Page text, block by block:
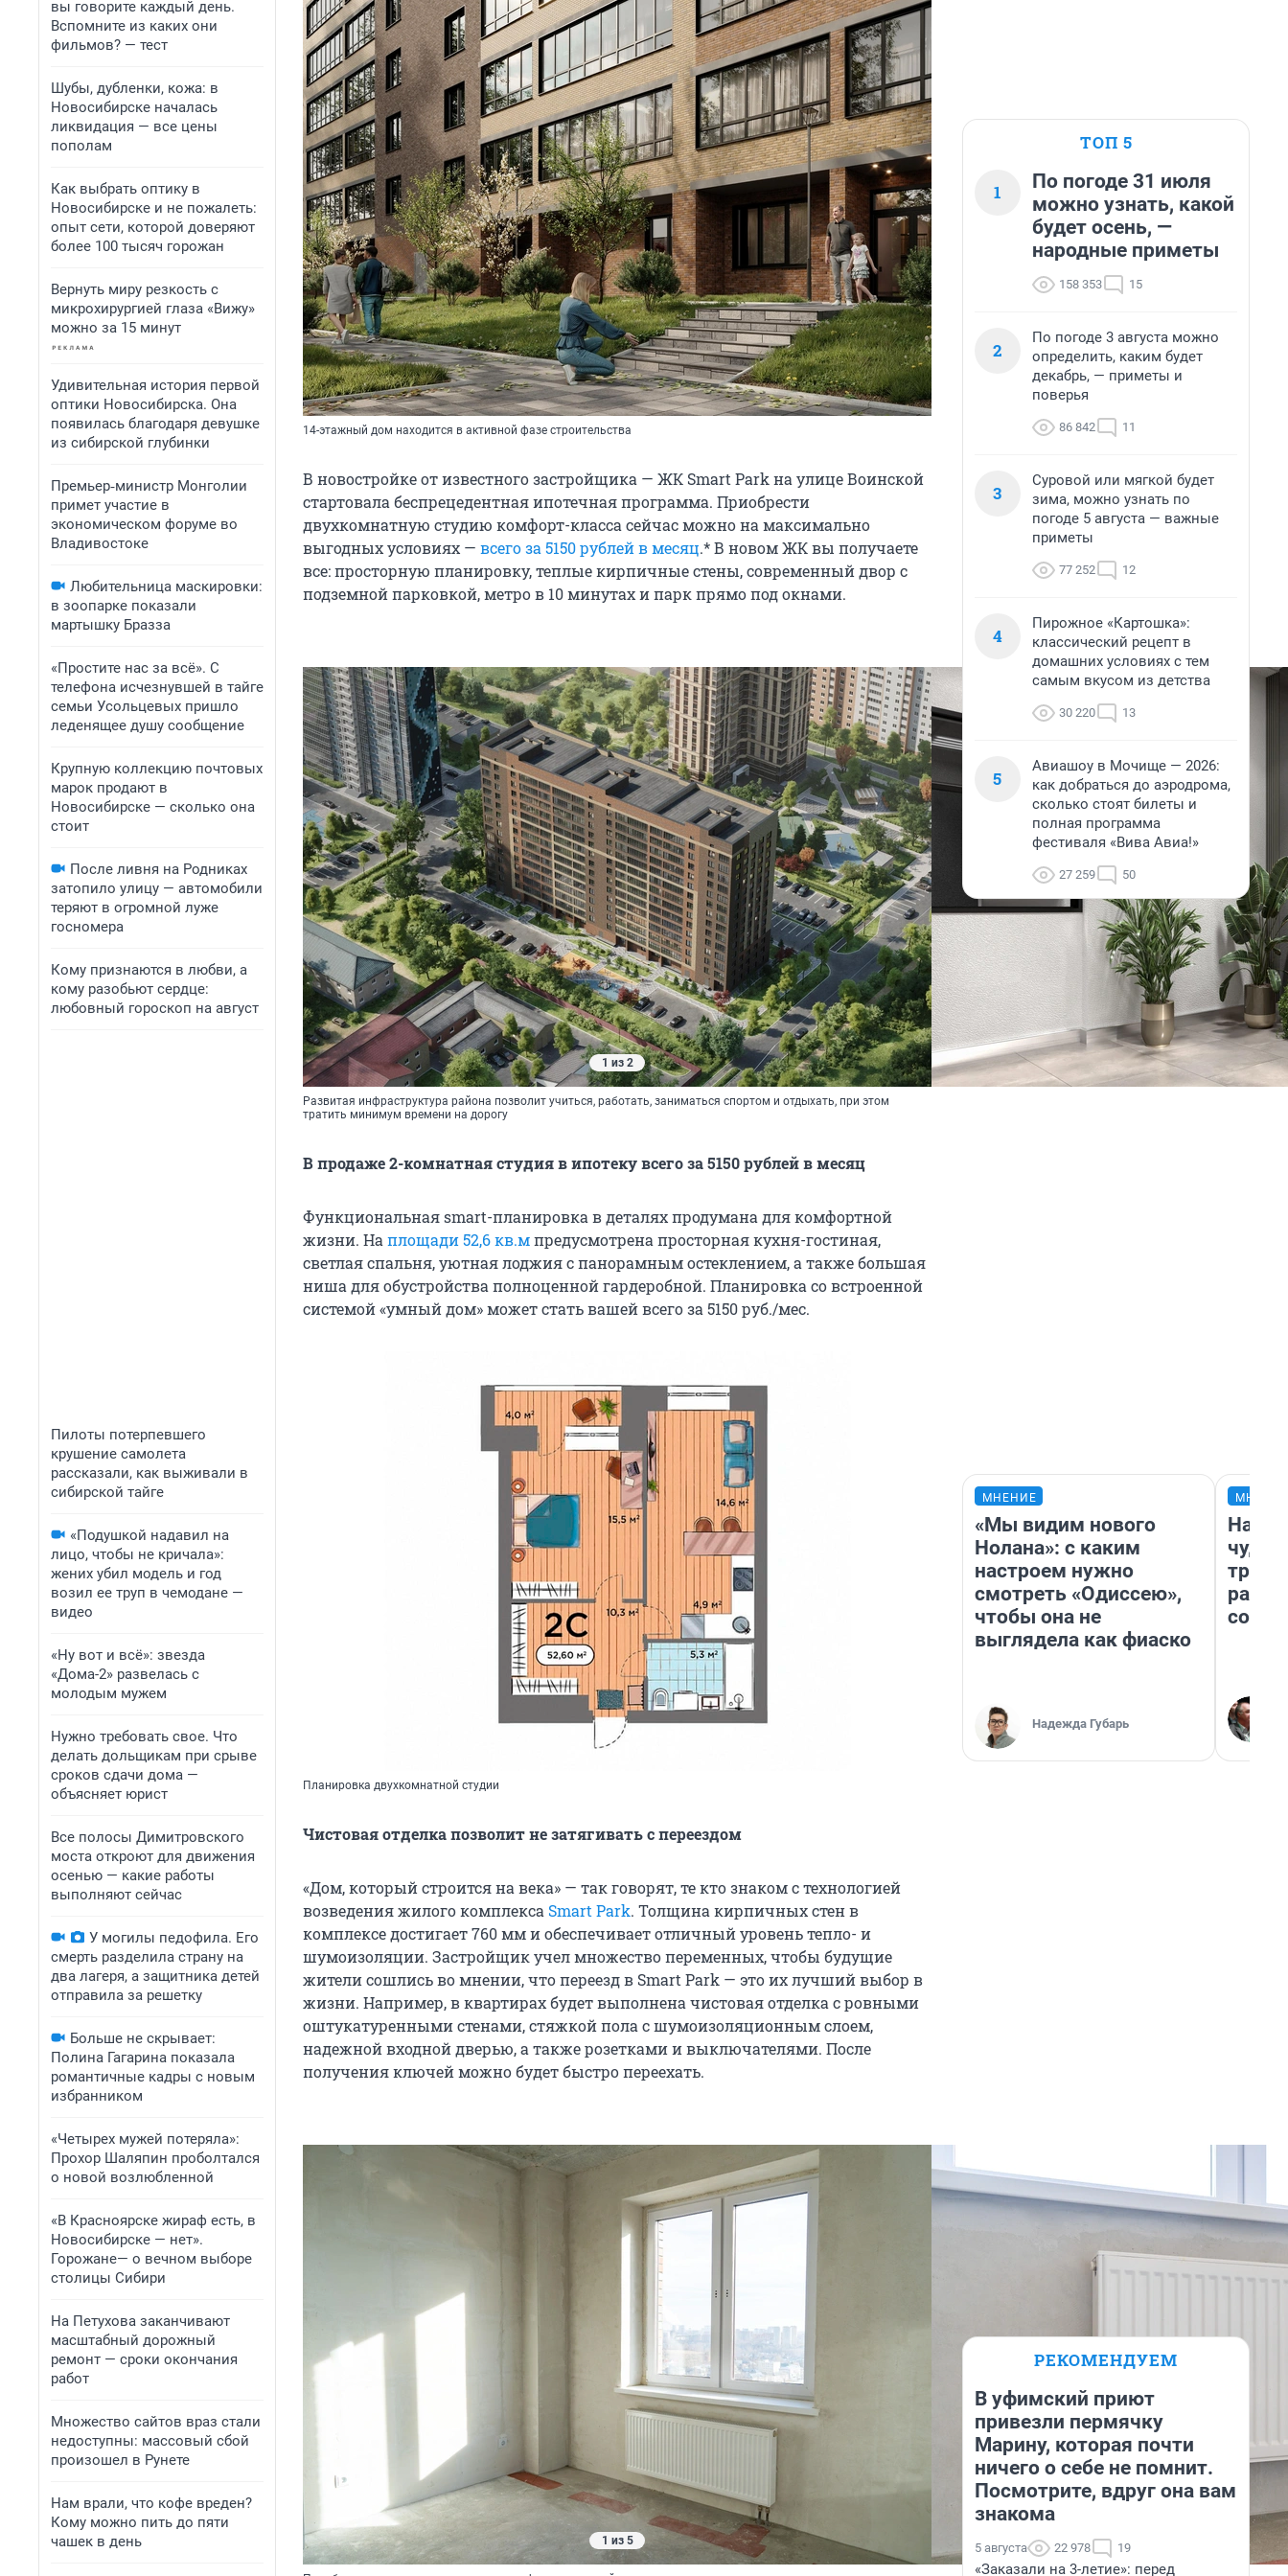
вы говорите каждый день.
Вспомните из каких они
фильмов? — тест
Шубы, дубленки, кожа: в
Новосибирске началась
ликвидация — все цены
пополам
Как выбрать оптику в
Новосибирске и не пожалеть:
опыт сети, которой доверяют
более 100 тысяч горожан
Вернуть миру резкость с
микрохирургией глаза «Вижу»
можно за 15 минут
Удивительная история первой
оптики Новосибирска. Она
появилась благодаря девушке
из сибирской глубинки
Премьер‑министр Монголии
примет участие в
экономическом форуме во
Владивостоке
Любительница маскировки:
в зоопарке показали
мартышку Бразза
«Простите нас за всё». С
телефона исчезнувшей в тайге
семьи Усольцевых пришло
леденящее душу сообщение
Крупную коллекцию почтовых
марок продают в
Новосибирске — сколько она
стоит
После ливня на Родниках
затопило улицу — автомобили
теряют в огромной луже
госномера
Кому признаются в любви, а
кому разобьют сердце:
любовный гороскоп на август
Пилоты потерпевшего
крушение самолета
рассказали, как выживали в
сибирской тайге
«Подушкой надавил на
лицо, чтобы не кричала»:
жених убил модель и год
возил ее труп в чемодане —
видео
«Ну вот и всё»: звезда
«Дома-2» развелась с
молодым мужем
Нужно требовать свое. Что
делать дольщикам при срыве
сроков сдачи дома —
объясняет юрист
Все полосы Димитровского
моста откроют для движения
осенью — какие работы
выполняют сейчас
У могилы педофила. Его
смерть разделила страну на
два лагеря, а защитника детей
отправила за решетку
Больше не скрывает:
Полина Гагарина показала
романтичные кадры с новым
избранником
«Четырех мужей потеряла»:
Прохор Шаляпин проболтался
о новой возлюбленной
«В Красноярске жираф есть, в
Новосибирске — нет».
Горожане— о вечном выборе
столицы Сибири
На Петухова заканчивают
масштабный дорожный
ремонт — сроки окончания
работ
Множество сайтов враз стали
недоступны: массовый сбой
произошел в Рунете
Нам врали, что кофе вреден?
Кому можно пить до пяти
чашек в день
14-этажный дом находится в активной фазе строительства
В новостройке от известного застройщика — ЖК Smart Park на улице Воинской
стартовала беспрецедентная ипотечная программа. Приобрести
двухкомнатную студию комфорт-класса сейчас можно на максимально
выгодных условиях — всего за 5150 рублей в месяц.* В новом ЖК вы получаете
все: просторную планировку, теплые кирпичные стены, современный двор с
подземной парковкой, метро в 10 минутах и парк прямо под окнами.
1 из 2
Развитая инфраструктура района позволит учиться, работать, заниматься спортом и отдыхать, при этом
тратить минимум времени на дорогу
В продаже 2-комнатная студия в ипотеку всего за 5150 рублей в месяц
Функциональная smart-планировка в деталях продумана для комфортной
жизни. На площади 52,6 кв.мпредусмотрена просторная кухня-гостиная,
светлая спальня, уютная лоджия с панорамным остеклением, а также большая
ниша для обустройства полноценной гардеробной. Планировка со встроенной
системой «умный дом» может стать вашей всего за 5150 руб./мес.
Планировка двухкомнатной студии
Чистовая отделка позволит не затягивать с переездом
«Дом, который строится на века» — так говорят, те кто знаком с технологией
возведения жилого комплекса Smart Park. Толщина кирпичных стен в
комплексе достигает 760 мм и обеспечивает отличный уровень тепло- и
шумоизоляции. Застройщик учел множество переменных, чтобы будущие
жители сошлись во мнении, что переезд в Smart Park — это их лучший выбор в
жизни. Например, в квартирах будет выполнена чистовая отделка с ровными
оштукатуренными стенами, стяжкой пола с шумоизоляционным слоем,
надежной входной дверью, а также розетками и выключателями. После
получения ключей можно будет быстро переехать.
1 из 5
ТОП 5
1
По погоде 31 июля
можно узнать, какой
будет осень, —
народные приметы
158 353 15
2
По погоде 3 августа можно
определить, каким будет
декабрь, — приметы и
поверья
86 842 11
3
Суровой или мягкой будет
зима, можно узнать по
погоде 5 августа — важные
приметы
77 252 12
4
Пирожное «Картошка»:
классический рецепт в
домашних условиях с тем
самым вкусом из детства
30 220 13
5
Авиашоу в Мочище — 2026:
как добраться до аэродрома,
сколько стоят билеты и
полная программа
фестиваля «Вива Авиа!»
27 259 50
МНЕНИЕ
«Мы видим нового
Нолана»: с каким
настроем нужно
смотреть «Одиссею»,
чтобы она не
выглядела как фиаско
Надежда Губарь
РЕКОМЕНДУЕМ
В уфимский приют
привезли пермячку
Марину, которая почти
ничего о себе не помнит.
Посмотрите, вдруг она вам
знакома
5 августа 22 978 19
«Заказали на 3-летие»: перед